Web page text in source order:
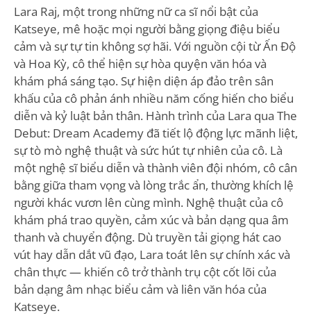
Lara Raj, một trong những nữ ca sĩ nổi bật của
Katseye, mê hoặc mọi người bằng giọng điệu biểu
cảm và sự tự tin không sợ hãi. Với nguồn cội từ Ấn Độ
và Hoa Kỳ, cô thể hiện sự hòa quyện văn hóa và
khám phá sáng tạo. Sự hiện diện áp đảo trên sân
khấu của cô phản ánh nhiều năm cống hiến cho biểu
diễn và kỷ luật bản thân. Hành trình của Lara qua The
Debut: Dream Academy đã tiết lộ động lực mãnh liệt,
sự tò mò nghệ thuật và sức hút tự nhiên của cô. Là
một nghệ sĩ biểu diễn và thành viên đội nhóm, cô cân
bằng giữa tham vọng và lòng trắc ẩn, thường khích lệ
người khác vươn lên cùng mình. Nghệ thuật của cô
khám phá trao quyền, cảm xúc và bản dạng qua âm
thanh và chuyển động. Dù truyền tải giọng hát cao
vút hay dẫn dắt vũ đạo, Lara toát lên sự chính xác và
chân thực — khiến cô trở thành trụ cột cốt lõi của
bản dạng âm nhạc biểu cảm và liên văn hóa của
Katseye.